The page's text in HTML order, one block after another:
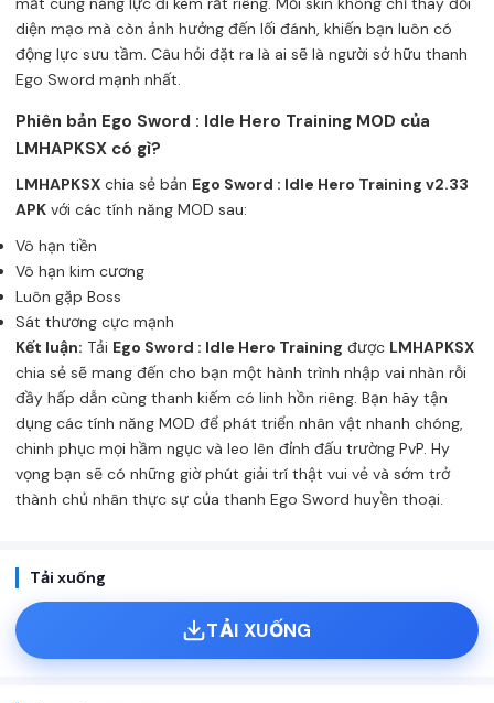
diện mạo mà còn ảnh hưởng đến lối đánh, khiến bạn luôn có
động lực sưu tầm. Câu hỏi đặt ra là ai sẽ là người sở hữu thanh
Ego Sword mạnh nhất.
Phiên bản Ego Sword : Idle Hero Training MOD của
LMHAPKSX có gì?
LMHAPKSX chia sẻ bản Ego Sword : Idle Hero Training v2.33
APK với các tính năng MOD sau:
Vô hạn tiền
Vô hạn kim cương
Luôn gặp Boss
Sát thương cực mạnh
Kết luận: Tải Ego Sword : Idle Hero Training được LMHAPKSX
chia sẻ sẽ mang đến cho bạn một hành trình nhập vai nhàn rỗi
đầy hấp dẫn cùng thanh kiếm có linh hồn riêng. Bạn hãy tận
dụng các tính năng MOD để phát triển nhân vật nhanh chóng,
chinh phục mọi hầm ngục và leo lên đỉnh đấu trường PvP. Hy
vọng bạn sẽ có những giờ phút giải trí thật vui vẻ và sớm trở
thành chủ nhân thực sự của thanh Ego Sword huyền thoại.
Tải xuống
TẢI XUỐNG